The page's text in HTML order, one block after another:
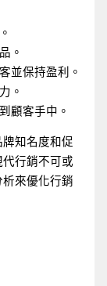
。
並保持盈利。
。
顧客手中。
知名度和促
行銷不可或
來優化行銷